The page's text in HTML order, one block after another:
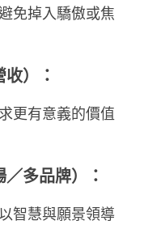
免掉入驕傲或焦
）：
更有意義的價值
多品牌）：
智慧與願景領導